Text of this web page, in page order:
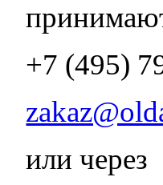
+7 (495)
или через